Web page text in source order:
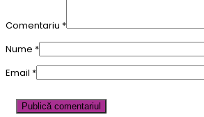
Comentariu *
Nume *
Email *